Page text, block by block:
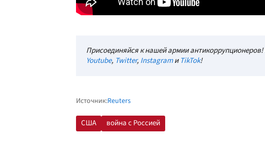
Присоединяйся к нашей армии
Youtube, Twitter, InstagramиTikTok!
Источник:Reuters
США война с Россией